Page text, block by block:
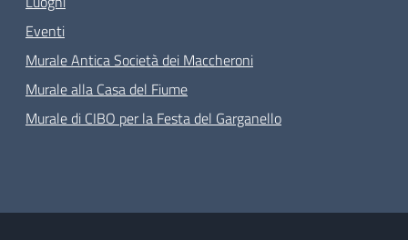
Eventi
Murale Antica Società dei Maccheroni
Murale alla Casa del Fiume
Murale di CIBO per la Festa del Garganello